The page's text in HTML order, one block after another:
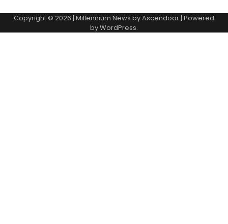
Copyright © 2026 | Millennium News byAscendoor | Powered
byWordPress.